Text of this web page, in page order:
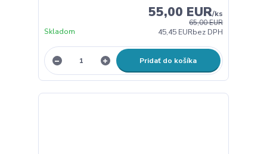
65,00 EUR
55,00 EUR/ks
45,45 EURbez DPH
Skladom
Pridať do košíka